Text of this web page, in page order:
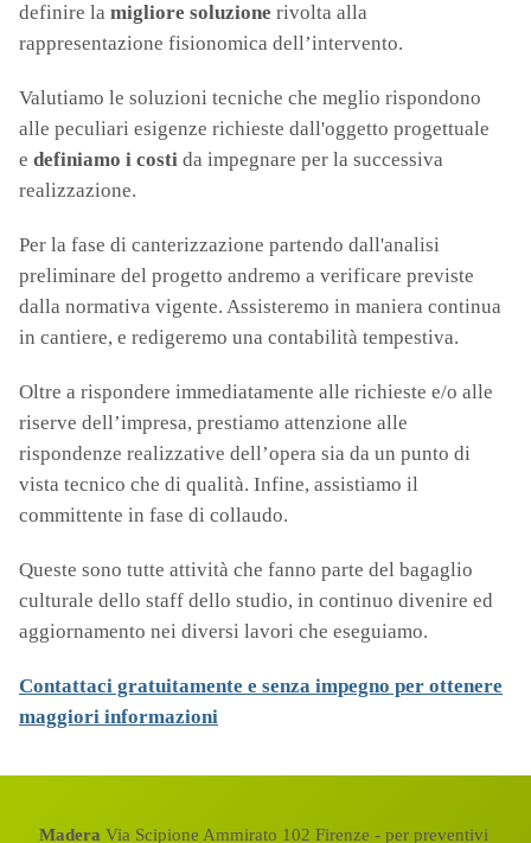
definire la migliore soluzione rivolta alla
rappresentazione fisionomica dell’intervento.
Valutiamo le soluzioni tecniche che meglio rispondono
alle peculiari esigenze richieste dall'oggetto progettuale
e definiamo i costi da impegnare per la successiva
realizzazione.
Per la fase di canterizzazione partendo dall'analisi
preliminare del progetto andremo a verificare previste
dalla normativa vigente. Assisteremo in maniera continua
in cantiere, e redigeremo una contabilità tempestiva.
Oltre a rispondere immediatamente alle richieste e/o alle
riserve dell’impresa, prestiamo attenzione alle
rispondenze realizzative dell’opera sia da un punto di
vista tecnico che di qualità. Infine, assistiamo il
committente in fase di collaudo.
Queste sono tutte attività che fanno parte del bagaglio
culturale dello staff dello studio, in continuo divenire ed
aggiornamento nei diversi lavori che eseguiamo.
Contattaci gratuitamente e senza impegno per ottenere
maggiori informazioni
Madera Via Scipione Ammirato 102 Firenze - per preventivi